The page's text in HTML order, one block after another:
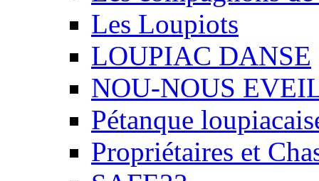
Les Loupiots
LOUPIAC DANSE
NOU-NOUS
Pétanque
Propriétaires et